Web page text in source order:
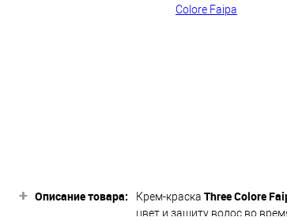
+ Описание товара: Крем-краска Three Colore
цвет и защиту волос во